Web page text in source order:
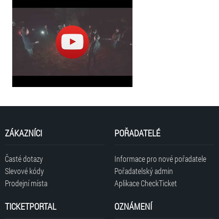
ZÁKAZNÍCI
Časté dotazy
Slevové kódy
Prodejní místa
POŘADATELÉ
Informace pro nové pořadatele
Pořadatelský admin
Aplikace CheckTicket
TICKETPORTAL OZNÁMENÍ